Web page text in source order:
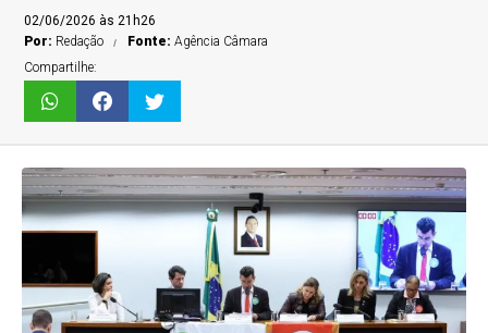
02/06/2026 às 21h26
Por: Redação Fonte:Agência Câmara
Compartilhe: